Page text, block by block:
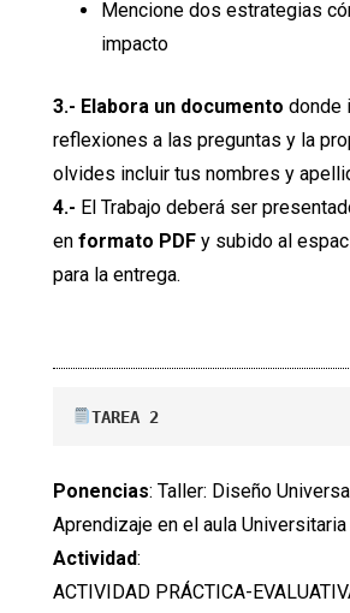
Mencione dos estrategias
impacto
3.- Elabora un documento donde
reflexiones a las preguntas y la
olvides incluir tus nombres y
4.- El Trabajo deberá ser
en formato PDF y subido al
para la entrega.
TAREA 2
Ponencias: Taller: Diseño
Aprendizaje en el aula Universitaria
Actividad:
ACTIVIDAD PRÁCTICA-